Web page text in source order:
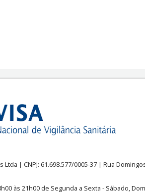
Ltda | CNPJ: 61.698.577/0005-37 | Rua
às 21h00 de Segunda a Sexta - Sábado,